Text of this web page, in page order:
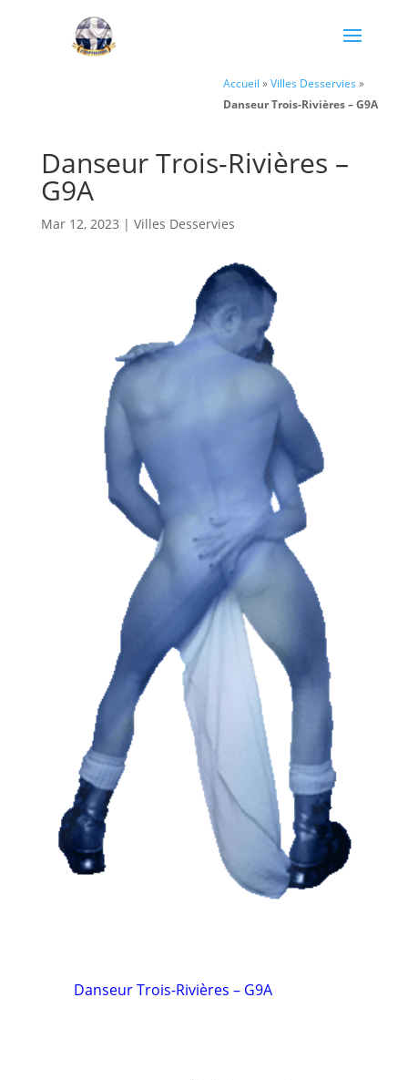
Accueil »Villes Desservies »
Danseur Trois-Rivières – G9A
Danseur Trois-Rivières –
G9A
Mar 12, 2023 | Villes Desservies
Danseur Trois-Rivières – G9A